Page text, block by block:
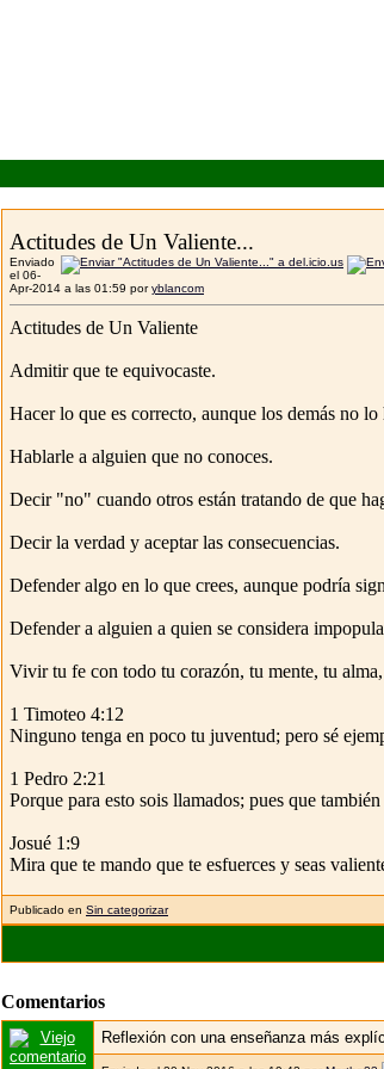
Actitudes de Un Valiente...
Enviado
el 06-
Apr-2014 a las 01:59 poryblancom
Actitudes de Un Valiente
Admitir que te equivocaste.
Hacer lo que es correcto, aunque los demás no lo
Hablarle a alguien que no conoces.
Decir "no" cuando otros están tratando de que
Decir la verdad y aceptar las consecuencias.
Defender algo en lo que crees, aunque podría
Defender a alguien a quien se considera
Vivir tu fe con todo tu corazón, tu mente, tu
1 Timoteo 4:12
Ninguno tenga en poco tu juventud; pero sé
1 Pedro 2:21
Porque para esto sois llamados; pues que
Josué 1:9
Mira que te mando que te esfuerces y seas
Publicado en Sin categorizar
Comentarios
Reflexión con una enseñanza más